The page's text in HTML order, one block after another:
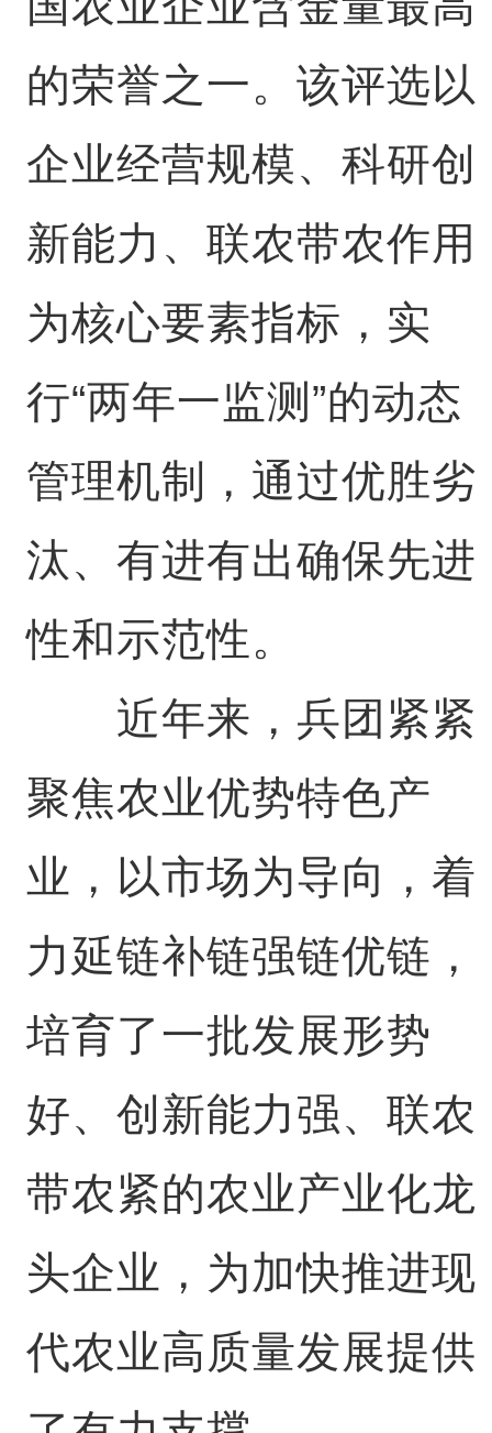
的荣誉之一。该评选以
企业经营规模、科研创
新能力、联农带农作用
为核心要素指标，实
行“两年一监测”的动态
管理机制，通过优胜劣
汰、有进有出确保先进
性和示范性。
近年来，兵团紧紧
聚焦农业优势特色产
业，以市场为导向，着
力延链补链强链优链，
培育了一批发展形势
好、创新能力强、联农
带农紧的农业产业化龙
头企业，为加快推进现
代农业高质量发展提供